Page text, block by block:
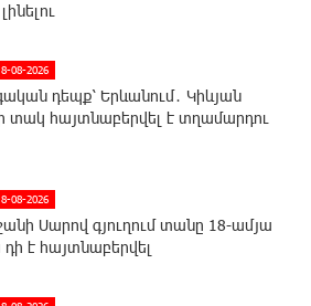
08-2026
դեպք՝ Երևանում․ Կիևյան
տակ հայտնաբերվել է տղամարդու
08-2026
Սարով գյուղում տանը 18-ամյա
է հայտնաբերվել